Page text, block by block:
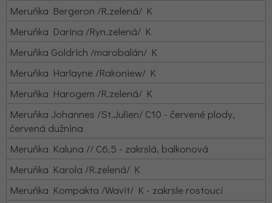
Meruňka Bergeron /R.zelená/ K
Meruňka Darina /Ryn.zelená/ K
Meruňka Goldrich /marobalán/ K
Meruňka Harlayne /Rakoniew/ K
Meruňka Harogem /R.zelená/ K
Meruňka Johannes /St.Julien/ C10 - červené plody,
červená dužnina
Meruňka Kaluna // C6,5 - zakrslá, balkonová
Meruňka Karola /R.zelená/ K
Meruňka Kompakta /Wavit/ K - zakrsle rostoucí